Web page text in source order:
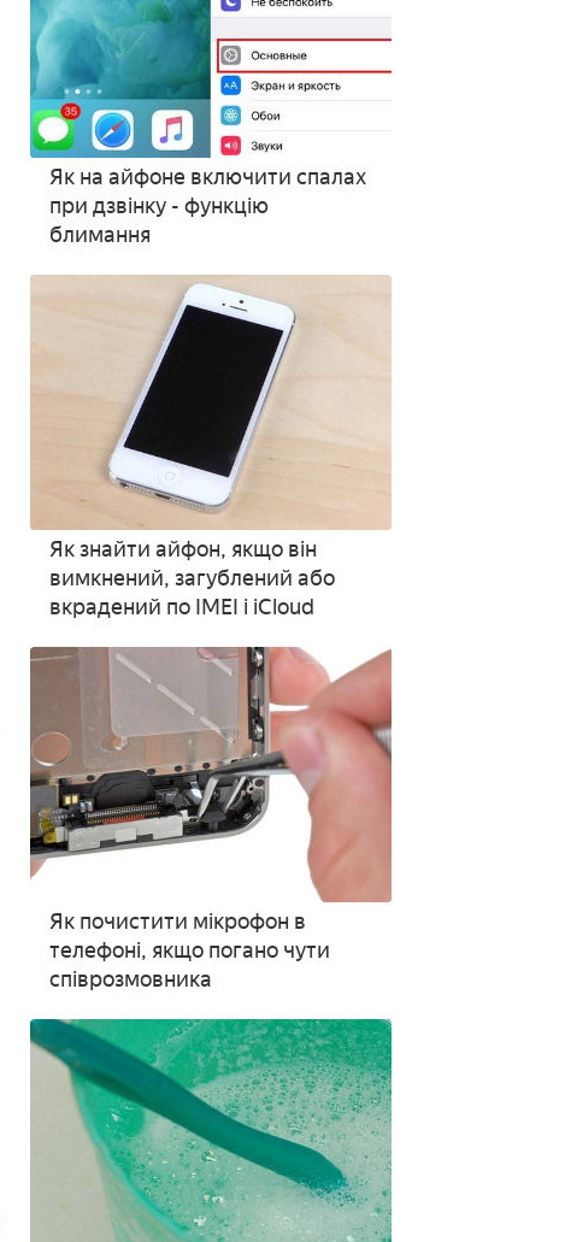
Як на айфоне включити спалах
при дзвінку - функцію
блимання
Як знайти айфон, якщо він
вимкнений, загублений або
вкрадений по IMEI і iCloud
Як почистити мікрофон в
телефоні, якщо погано чути
співрозмовника